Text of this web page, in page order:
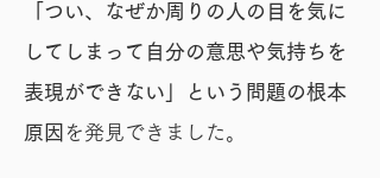
「つい、なぜか周りの人の目を気に
してしまって自分の意思や気持ちを
表現ができない」という問題の根本
原因 を発見できました。